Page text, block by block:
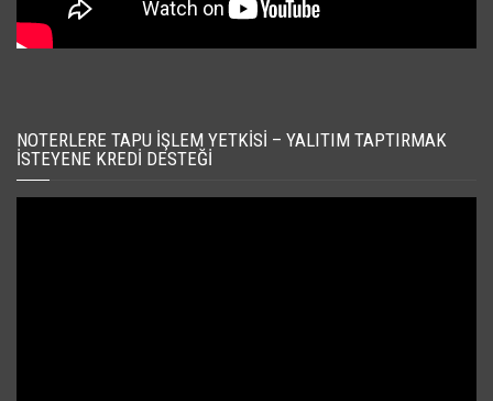
NOTERLERE TAPU İŞLEM YETKISI – YALITIM TAPTIRMAK
İSTEYENE KREDI DESTEĞI